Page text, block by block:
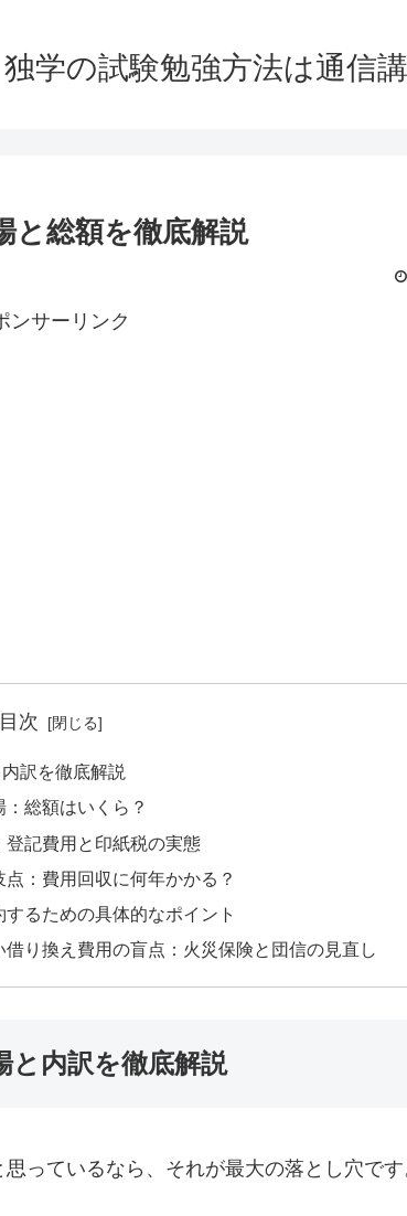
学の試験勉強方法は通信
と総額を徹底解説
ンサーリンク
目次
訳を徹底解説
総額はいくら？
記費用と印紙税の実態
：費用回収に何年かかる？
るための具体的なポイント
り換え費用の盲点：火災保険と団信の見直し
と内訳を徹底解説
っているなら、それが最大の落とし穴です